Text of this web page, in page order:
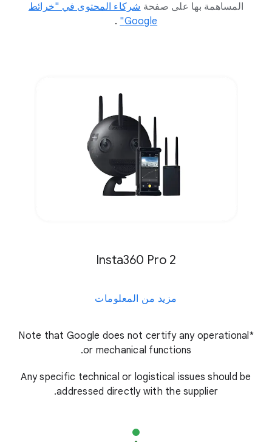
المساهمة بها على صفحة شركاء المحتوى في "خرائط
Google"‏
.
Insta360 Pro 2
مزيد من المعلومات
*Note that Google does not certify any operational
or mechanical functions.
Any specific technical or logistical issues should be
addressed directly with the supplier.